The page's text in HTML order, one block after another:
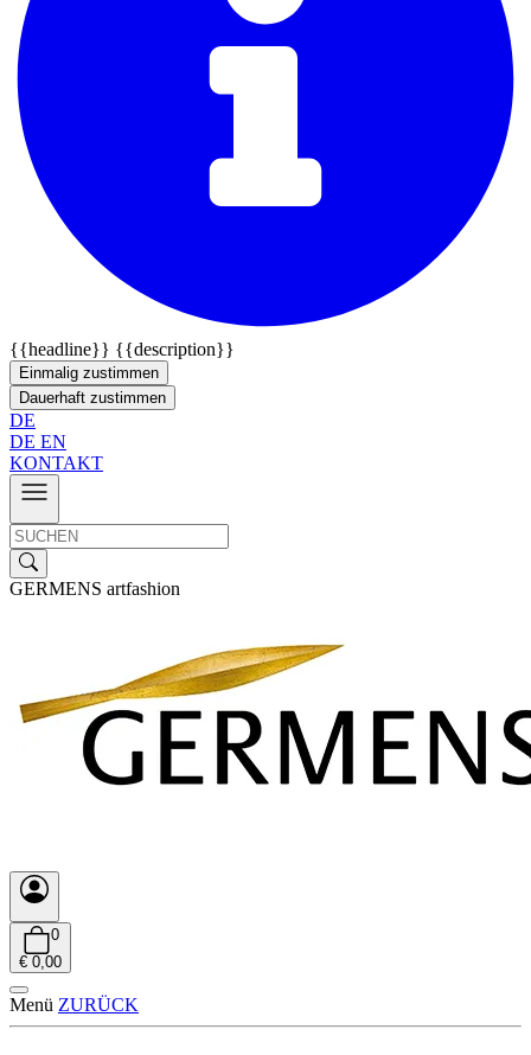
{{headline}} {{description}}
Einmalig zustimmen
Dauerhaft zustimmen
DE
DE EN
KONTAKT
GERMENS artfashion
0
€ 0,00
Menü ZURÜCK